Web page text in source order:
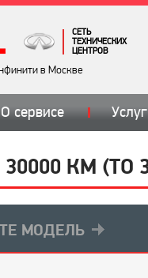
СЕТЬ
ТЕХНИЧЕСКИХ
ЦЕНТРОВ
в Москве
О сервисе
КМ (ТО
МОДЕЛЬ